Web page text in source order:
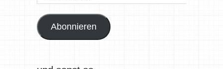
Abonnieren